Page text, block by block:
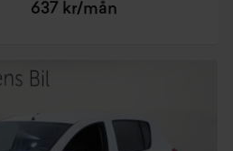
637 kr/mån